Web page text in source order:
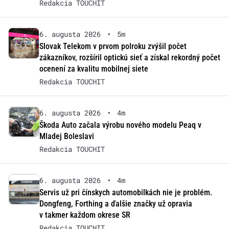
Redakcia TOUCHIT
6. augusta 2026 •
5m
Slovak Telekom v prvom polroku zvýšil počet
zákazníkov, rozšíril optickú sieť a získal rekordný počet
ocenení za kvalitu mobilnej siete
Redakcia TOUCHIT
6. augusta 2026 •
4m
Škoda Auto začala výrobu nového modelu Peaq v
Mladej Boleslavi
Redakcia TOUCHIT
6. augusta 2026 •
4m
Servis už pri čínskych automobilkách nie je problém.
Dongfeng, Forthing a ďalšie značky už opravia
v takmer každom okrese SR